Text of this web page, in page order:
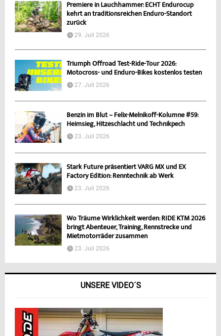
Premiere in Lauchhammer: ECHT Endurocup
kehrt an traditionsreichen Enduro-Standort
zurück
29. Juli 2026
Triumph Offroad Test-Ride-Tour 2026:
Motocross- und Enduro-Bikes kostenlos testen
27. Juli 2026
Benzin im Blut – Felix-Melnikoff-Kolumne #59:
Heimsieg, Hitzeschlacht und Technikpech
23. Juli 2026
Stark Future präsentiert VARG MX und EX
Factory Edition: Renntechnik ab Werk
23. Juli 2026
Wo Träume Wirklichkeit werden: RIDE KTM 2026
bringt Abenteuer, Training, Rennstrecke und
Mietmotorräder zusammen
23. Juli 2026
UNSERE VIDEO´S